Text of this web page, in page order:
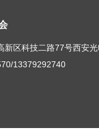
新区科技二路77号西安
13379292740